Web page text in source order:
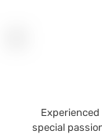
special